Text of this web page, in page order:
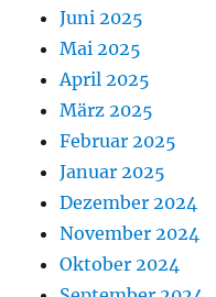
Juni 2025
Mai 2025
April 2025
März 2025
Februar 2025
Januar 2025
Dezember 2024
November 2024
Oktober 2024